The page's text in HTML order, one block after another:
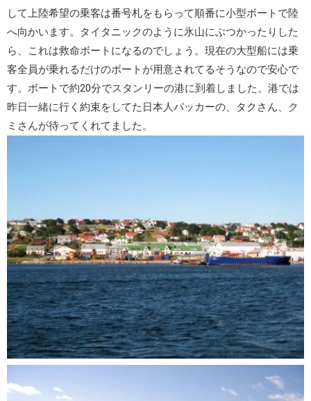
して上陸希望の乗客は番号札をもらって順番に小型ボートで陸
へ向かいます。タイタニックのように氷山にぶつかったりした
ら、これは救命ボート になるのでしょう。現在の大型船には乗
客全員が乗れるだけのボートが用意されてるそうなので安心で
す。ボートで約20分でスタンリーの港に到着しました。港では
昨日一緒に行く約束をしてた日本人パッカーの、タクさん、ク
ミさんが待ってくれてました。